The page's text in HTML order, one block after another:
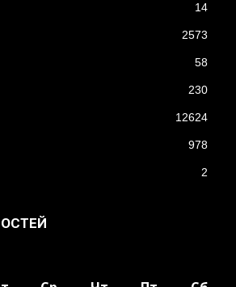
14
2573
58
230
12624
978
2